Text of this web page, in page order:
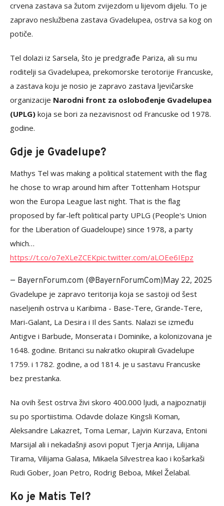
crvena zastava sa žutom zvijezdom u lijevom dijelu. To je
zapravo neslužbena zastava Gvadelupea, ostrva sa kog on
potiče.
Tel dolazi iz Sarsela, što je predgrađe Pariza, ali su mu
roditelji sa Gvadelupea, prekomorske terotorije Francuske,
a zastava koju je nosio je zapravo zastava ljevičarske
organizacije Narodni front za oslobođenje Gvadelupea
(UPLG) koja se bori za nezavisnost od Francuske od 1978.
godine.
Gdje je Gvadelupe?
Mathys Tel was making a political statement with the flag
he chose to wrap around him after Tottenham Hotspur
won the Europa League last night. That is the flag
proposed by far-left political party UPLG (People's Union
for the Liberation of Guadeloupe) since 1978, a party
which…
https://t.co/o7eXLeZCEKpic.twitter.com/aLOEe6IEpz
— BayernForum.com (@BayernForumCom)May 22, 2025
Gvadelupe je zapravo teritorija koja se sastoji od šest
naseljenih ostrva u Karibima - Base-Tere, Grande-Tere,
Mari-Galant, La Desira i Il des Sants. Nalazi se između
Antigve i Barbude, Monserata i Dominike, a kolonizovana je
1648. godine. Britanci su nakratko okupirali Gvadelupe
1759. i 1782. godine, a od 1814. je u sastavu Francuske
bez prestanka.
Na ovih šest ostrva živi skoro 400.000 ljudi, a najpoznatiji
su po sportiistima. Odavde dolaze Kingsli Koman,
Aleksandre Lakazret, Toma Lemar, Lajvin Kurzava, Entoni
Marsijal ali i nekadašnji asovi poput Tjerja Anrija, Lilijana
Tirama, Vilijama Galasa, Mikaela Silvestrea kao i košarkaši
Rudi Gober, Joan Petro, Rodrig Beboa, Mikel Želabal.
Ko je Matis Tel?